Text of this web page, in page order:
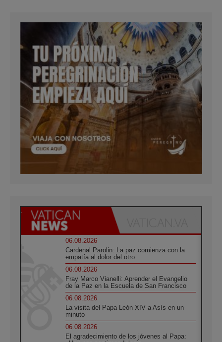
06.08.2026
Cardenal Parolin: La paz comienza con la
empatía al dolor del otro
06.08.2026
Fray Marco Vianelli: Aprender el Evangelio
de la Paz en la Escuela de San Francisco
06.08.2026
La visita del Papa León XIV a Asís en un
minuto
06.08.2026
El agradecimiento de los jóvenes al Papa: